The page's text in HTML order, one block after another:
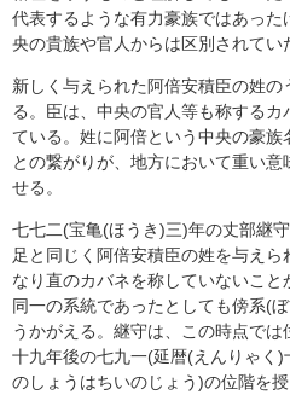
代表するような有力豪族ではあっ
央の貴族や官人からは区別されてい
新しく与えられた阿倍安積臣の姓
る。臣は、中央の官人等も称する
ている。姓に阿倍という中央の豪
との繋がりが、地方において重い
せる。
七七二(宝亀(ほうき)三)年の丈部継
足と同じく阿倍安積臣の姓を与え
なり直のカバネを称していないこ
同一の系統であったとしても傍系(
うかがえる。継守は、この時点では
十九年後の七九一(延暦(えんりゃく
のしょうはちいのじょう)の位階を